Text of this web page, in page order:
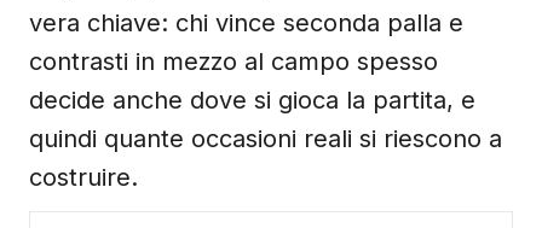
vera chiave: chi vince seconda palla e
contrasti in mezzo al campo spesso
decide anche dove si gioca la partita, e
quindi quante occasioni reali si riescono a
costruire.